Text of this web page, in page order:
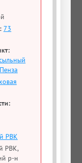
73
РВК
РВК,
р-н